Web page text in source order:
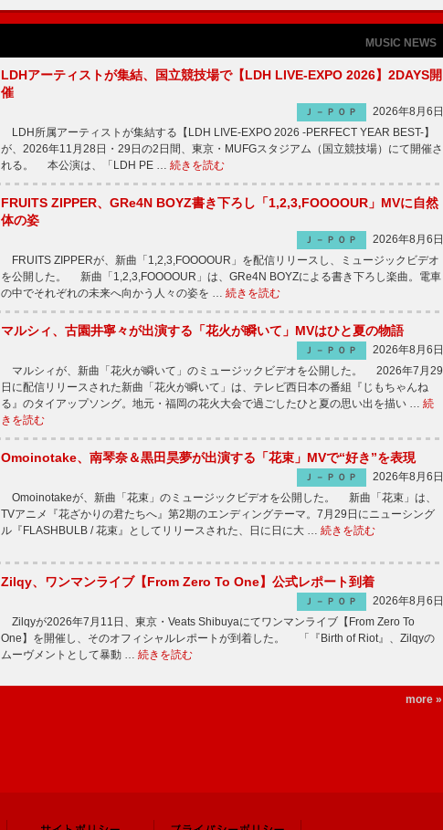
MUSIC NEWS
LDHアーティストが集結、国立競技場で【LDH LIVE-EXPO 2026】2DAYS開
催
Ｊ－ＰＯＰ
2026年8月6日
LDH所属アーティストが集結する【LDH LIVE-EXPO 2026 -PERFECT YEAR BEST-】
が、2026年11月28日・29日の2日間、東京・MUFGスタジアム（国立競技場）にて開催さ
れる。 本公演は、「LDH PE … 続きを読む
FRUITS ZIPPER、GRe4N BOYZ書き下ろし「1,2,3,FOOOOUR」MVに自然
体の姿
Ｊ－ＰＯＰ
2026年8月6日
FRUITS ZIPPERが、新曲「1,2,3,FOOOOUR」を配信リリースし、ミュージックビデオ
を公開した。 新曲「1,2,3,FOOOOUR」は、GRe4N BOYZによる書き下ろし楽曲。電車
の中でそれぞれの未来へ向かう人々の姿を … 続きを読む
マルシィ、古園井寧々が出演する「花火が瞬いて」MVはひと夏の物語
Ｊ－ＰＯＰ
2026年8月6日
マルシィが、新曲「花火が瞬いて」のミュージックビデオを公開した。 2026年7月29
日に配信リリースされた新曲「花火が瞬いて」は、テレビ西日本の番組『じもちゃんね
る』のタイアップソング。地元・福岡の花火大会で過ごしたひと夏の思い出を描い … 続
きを読む
Omoinotake、南琴奈＆黒田昊夢が出演する「花束」MVで“好き”を表現
Ｊ－ＰＯＰ
2026年8月6日
Omoinotakeが、新曲「花束」のミュージックビデオを公開した。 新曲「花束」は、
TVアニメ『花ざかりの君たちへ』第2期のエンディングテーマ。7月29日にニューシング
ル『FLASHBULB / 花束』としてリリースされた、日に日に大 … 続きを読む
Zilqy、ワンマンライブ【From Zero To One】公式レポート到着
Ｊ－ＰＯＰ
2026年8月6日
Zilqyが2026年7月11日、東京・Veats Shibuyaにてワンマンライブ【From Zero To
One】を開催し、そのオフィシャルレポートが到着した。 「『Birth of Riot』、Zilqyの
ムーヴメントとして暴動 … 続きを読む
more »